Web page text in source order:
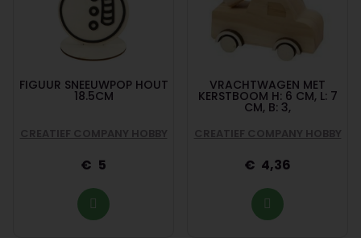
FIGUUR SNEEUWPOP HOUT
18.5CM
CREATIEF COMPANY HOBBY
5
VRACHTWAGEN MET
KERSTBOOM H: 6 CM, L: 7
CM, B: 3,
CREATIEF COMPANY HOBBY
4,36